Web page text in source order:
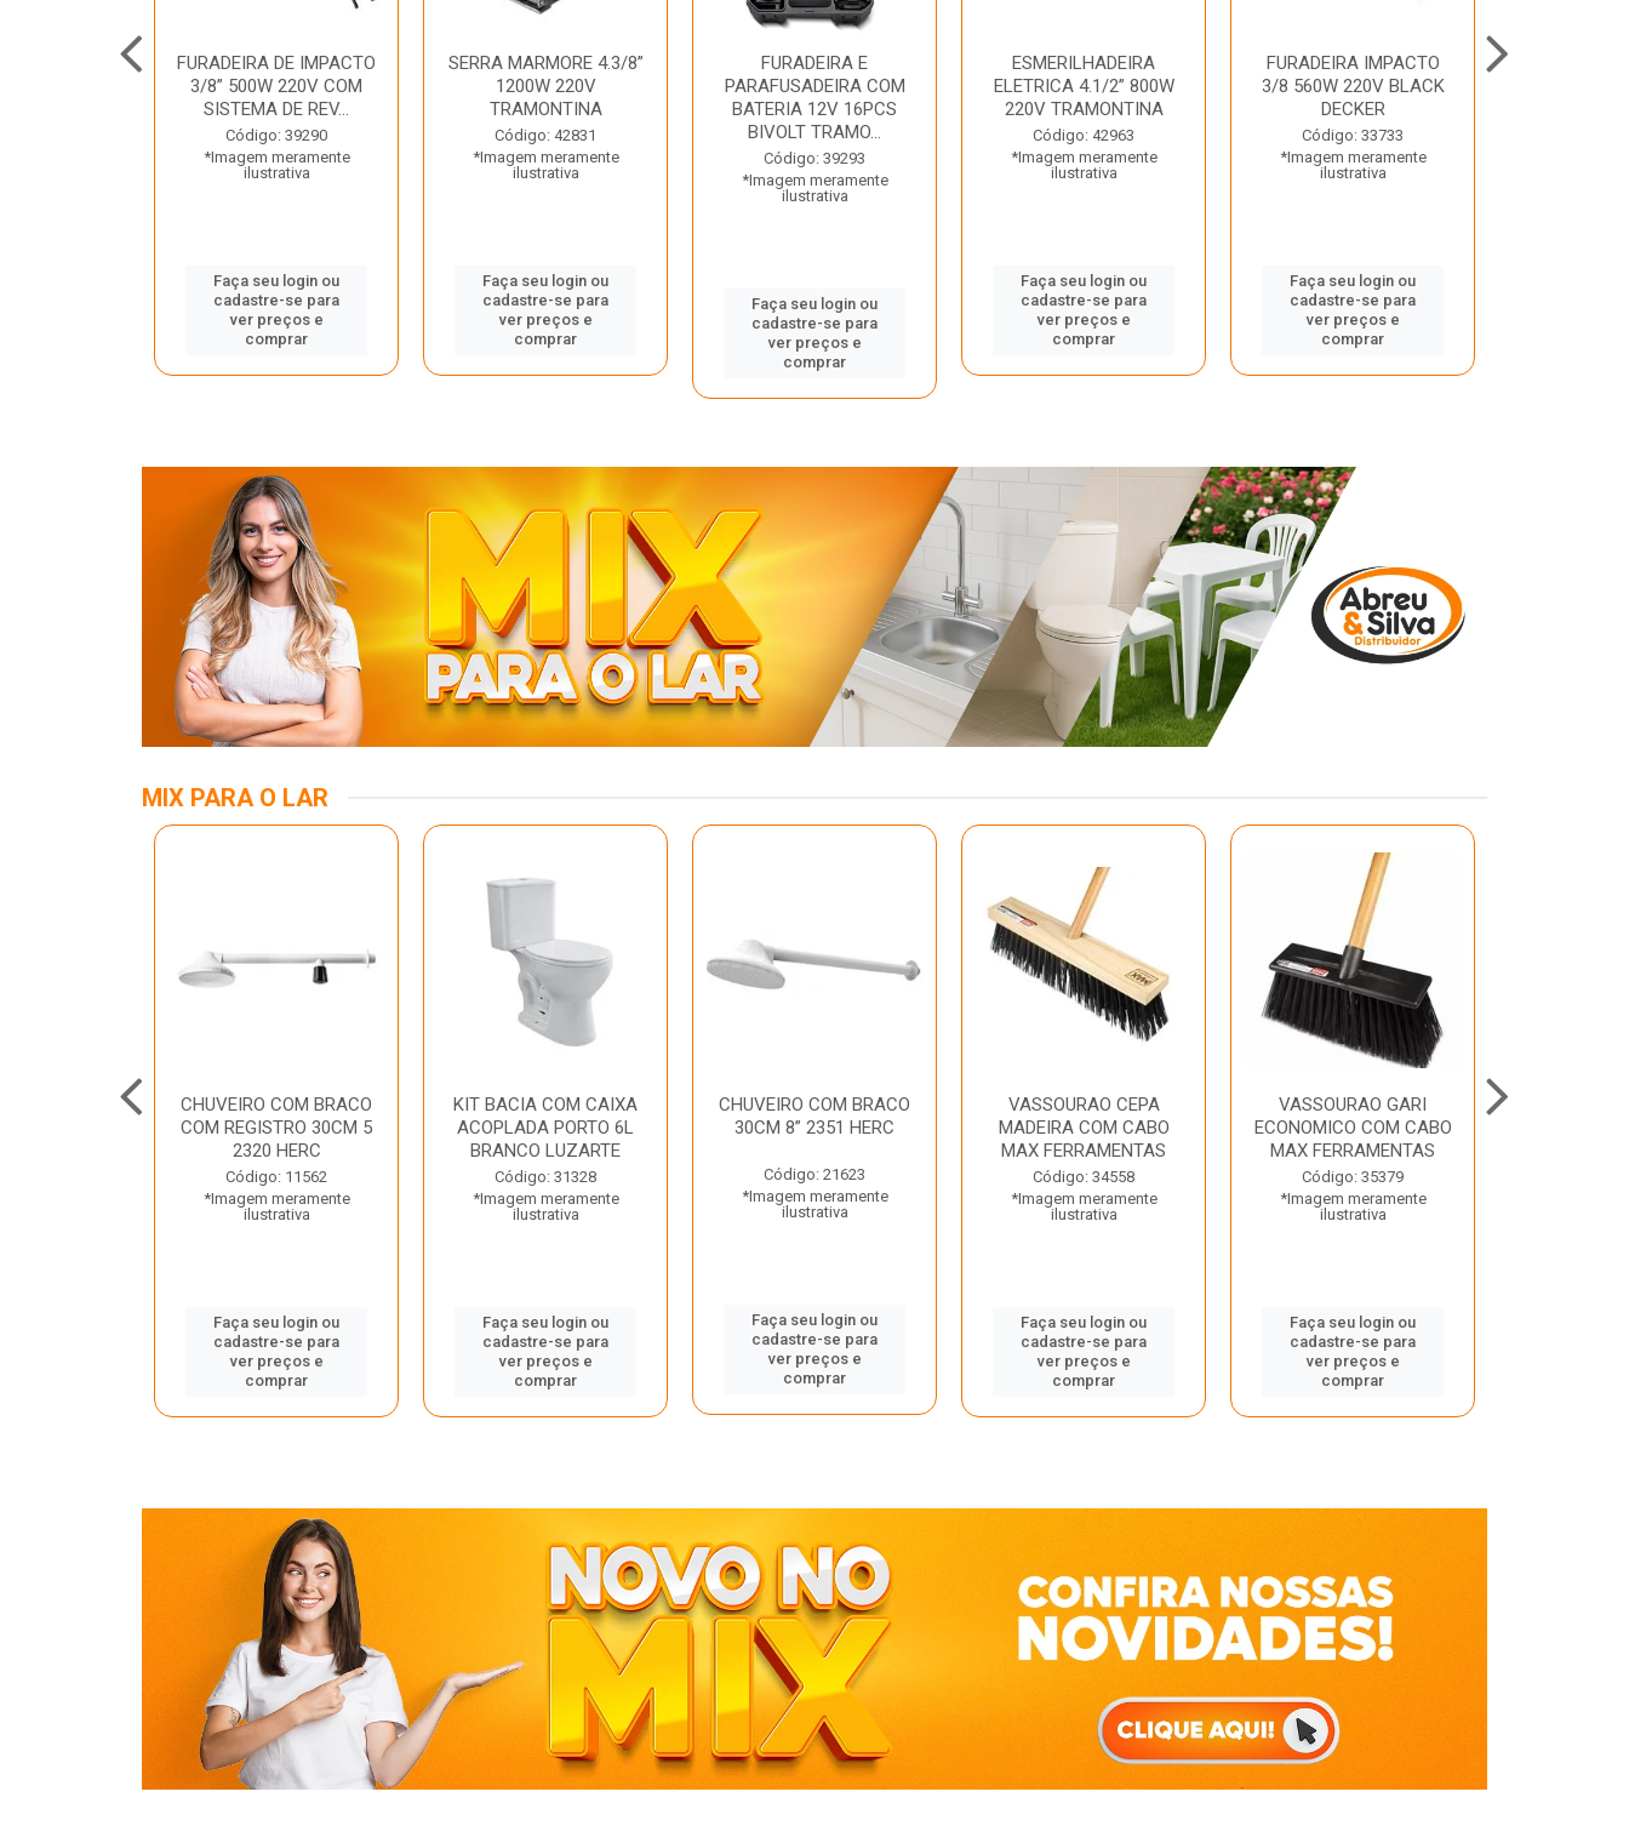
FURADEIRA DE IMPACTO
3/8” 500W 220V COM
SISTEMA DE REV...
Código: 39290
*Imagem meramente
ilustrativa
Faça seu login ou
cadastre-se para
ver preços e
comprar
SERRA MARMORE 4.3/8”
1200W 220V
TRAMONTINA
Código: 42831
*Imagem meramente
ilustrativa
Faça seu login ou
cadastre-se para
ver preços e
comprar
FURADEIRA E
PARAFUSADEIRA COM
BATERIA 12V 16PCS
BIVOLT TRAMO...
Código: 39293
*Imagem meramente
ilustrativa
Faça seu login ou
cadastre-se para
ver preços e
comprar
ESMERILHADEIRA
ELETRICA 4.1/2” 800W
220V TRAMONTINA
Código: 42963
*Imagem meramente
ilustrativa
Faça seu login ou
cadastre-se para
ver preços e
comprar
FURADEIRA IMPACTO
3/8 560W 220V BLACK
DECKER
Código: 33733
*Imagem meramente
ilustrativa
Faça seu login ou
cadastre-se para
ver preços e
comprar
MIX PARA O LAR
CHUVEIRO COM BRACO
COM REGISTRO 30CM 5
2320 HERC
Código: 11562
*Imagem meramente
ilustrativa
Faça seu login ou
cadastre-se para
ver preços e
comprar
KIT BACIA COM CAIXA
ACOPLADA PORTO 6L
BRANCO LUZARTE
Código: 31328
*Imagem meramente
ilustrativa
Faça seu login ou
cadastre-se para
ver preços e
comprar
CHUVEIRO COM BRACO
30CM 8” 2351 HERC
Código: 21623
*Imagem meramente
ilustrativa
Faça seu login ou
cadastre-se para
ver preços e
comprar
VASSOURAO CEPA
MADEIRA COM CABO
MAX FERRAMENTAS
Código: 34558
*Imagem meramente
ilustrativa
Faça seu login ou
cadastre-se para
ver preços e
comprar
VASSOURAO GARI
ECONOMICO COM CABO
MAX FERRAMENTAS
Código: 35379
*Imagem meramente
ilustrativa
Faça seu login ou
cadastre-se para
ver preços e
comprar